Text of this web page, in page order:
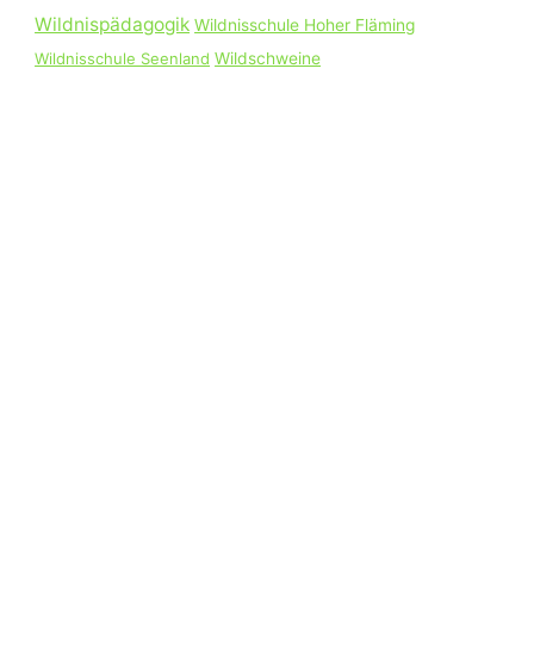
Wildnispädagogik Wildnisschule Hoher Fläming
Wildnisschule Seenland Wildschweine